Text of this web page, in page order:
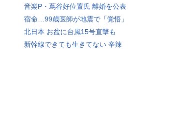
音楽P・蔦谷好位置氏 離婚を公表
宿命…99歳医師が地震で「覚悟」
北日本 お盆に台風15号直撃も
新幹線できても生きてない 辛辣